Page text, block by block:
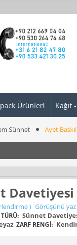
Ürünleri Kağıt
Sünnet Ayet
Davetiyesi
) Görüşünü yaz
Sünnet
,ZARF RENGI: